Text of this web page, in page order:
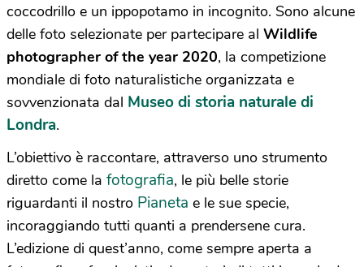
coccodrillo e un ippopotamo in incognito. Sono alcune
delle foto selezionate per partecipare al Wildlife
photographer of the year 2020, la competizione
mondiale di foto naturalistiche organizzata e
sovvenzionata dal Museo di storia naturale di
Londra.
L’obiettivo è raccontare, attraverso uno strumento
diretto come la fotografia, le più belle storie
riguardanti il nostro Pianeta e le sue specie,
incoraggiando tutti quanti a prendersene cura.
L’edizione di quest’anno, come sempre aperta a